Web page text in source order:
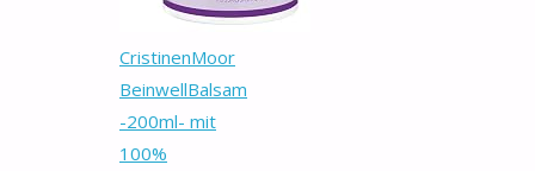
CristinenMoor
BeinwellBalsam
-200ml- mit
100%